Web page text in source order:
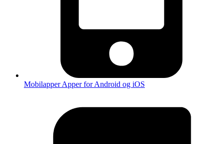
MobilapperApper for Android og iOS